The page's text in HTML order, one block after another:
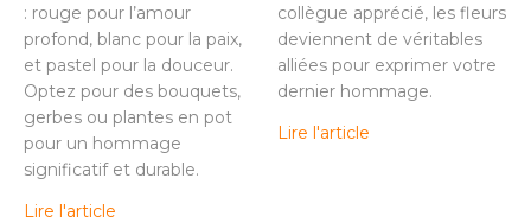
: rouge pour l’amour
profond, blanc pour la paix,
et pastel pour la douceur.
Optez pour des bouquets,
gerbes ou plantes en pot
pour un hommage
significatif et durable.
Lire l'article
collègue apprécié, les fleurs
deviennent de véritables
alliées pour exprimer votre
dernier hommage.
Lire l'article